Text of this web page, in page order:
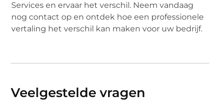
Services en ervaar het verschil. Neem vandaag
nog contact op en ontdek hoe een professionele
vertaling het verschil kan maken voor uw bedrijf.
Veelgestelde vragen